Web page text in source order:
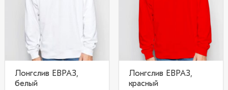
Лонгслив ЕВРАЗ,
белый
Лонгслив ЕВРАЗ,
красный